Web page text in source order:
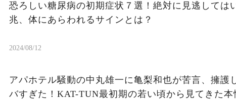
恐ろしい糖尿病の初期症状７選！絶対に見逃しては
兆、体にあらわれるサインとは？
2024/08/12
アパホテル騒動の中丸雄一に亀梨和也が苦言、擁護
バすぎた！KAT-TUN最初期の若い頃から見てきた